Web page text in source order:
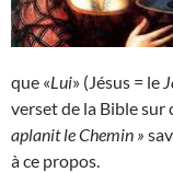
que «Lui» (Jésus = le
verset de la Bible sur
aplanit le Chemin »
à ce propos.